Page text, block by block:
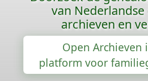
van
archieven en
Open Archieven
platform voor